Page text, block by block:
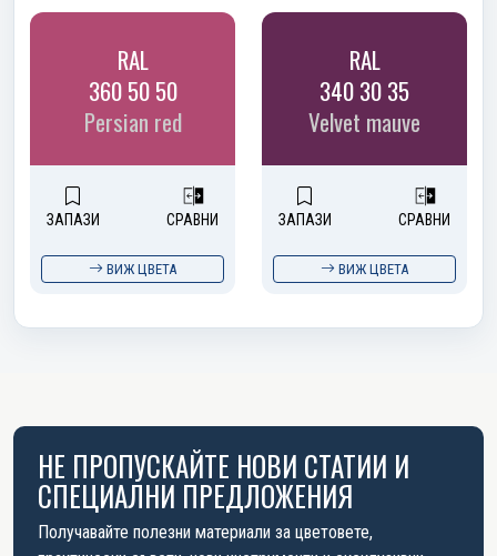
RAL
360 50 50
Persian red
ЗАПАЗИ СРАВНИ
ВИЖ ЦВЕТА
RAL
340 30 35
Velvet mauve
ЗАПАЗИ СРАВНИ
ВИЖ ЦВЕТА
НЕ ПРОПУСКАЙТЕ НОВИ СТАТИИ И
СПЕЦИАЛНИ ПРЕДЛОЖЕНИЯ
Получавайте полезни материали за цветовете,